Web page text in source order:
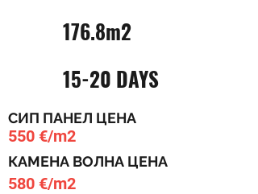
176.8m2
15-20 DAYS
СИП ПАНЕЛ ЦЕНА
550 €/m2
КАМЕНА ВОЛНА ЦЕНА
580 €/m2